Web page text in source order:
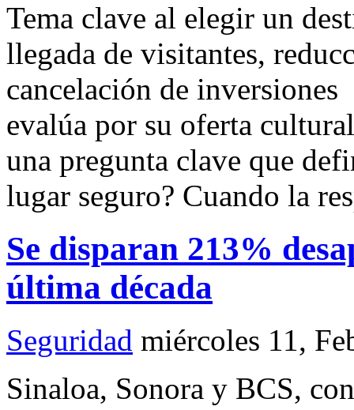
Tema clave al elegir un
llegada de visitantes,
cancelación de
evalúa por su oferta
una pregunta clave que
lugar seguro? Cuando la
Se disparan 213%
última década
Seguridad miércoles 11,
Sinaloa, Sonora y BCS,